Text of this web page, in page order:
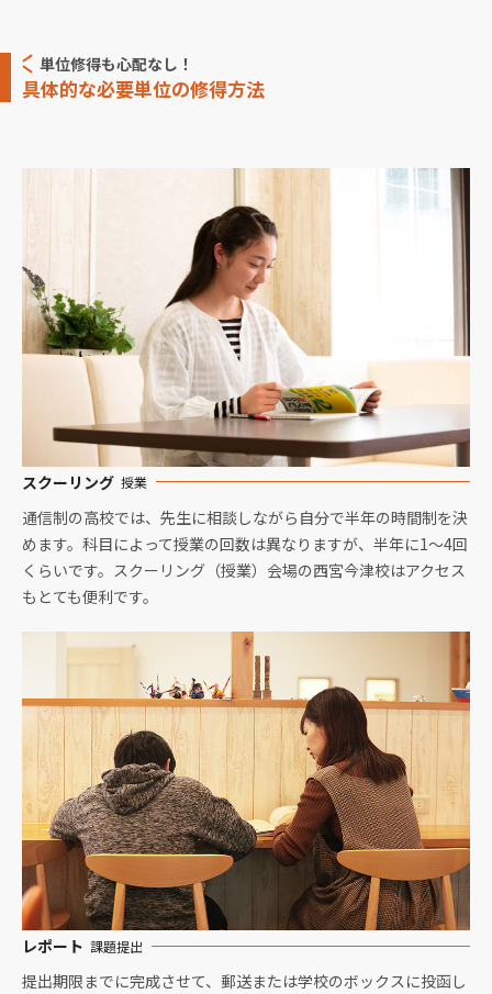
具体的な必要単位の修得方法
単位修得も心配なし！
スクーリング 授業
通信制の高校では、先生に相談しながら自分で半年の時間制を決
めます。科目によって授業の回数は異なりますが、半年に1〜4回
くらいです。スクーリング（授業）会場の西宮今津校はアクセス
もとても便利です。
レポート 課題提出
提出期限までに完成させて、郵送または学校のボックスに投函し